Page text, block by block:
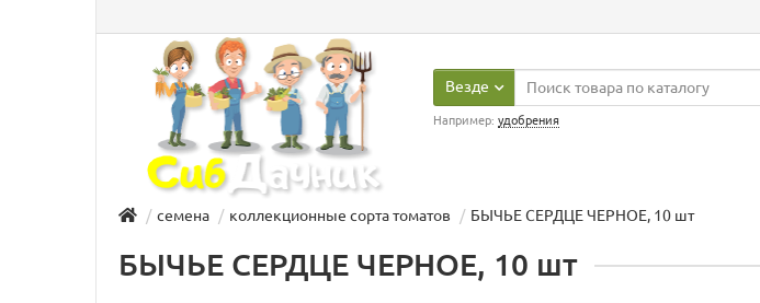
Везде
Например: удобрения
семена коллекционные сорта томатов БЫЧЬЕ СЕРДЦЕ ЧЕРНОЕ, 10 шт
БЫЧЬЕ СЕРДЦЕ ЧЕРНОЕ, 10 шт